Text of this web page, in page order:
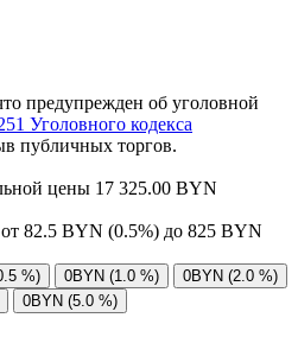
предупрежден об уголовной
Уголовного кодекса
публичных торгов.
цены 17 325.00 BYN
82.5 BYN (0.5%) до 825 BYN
%) 0BYN (1.0 %)
0BYN (2.0 %)
0BYN (5.0 %)